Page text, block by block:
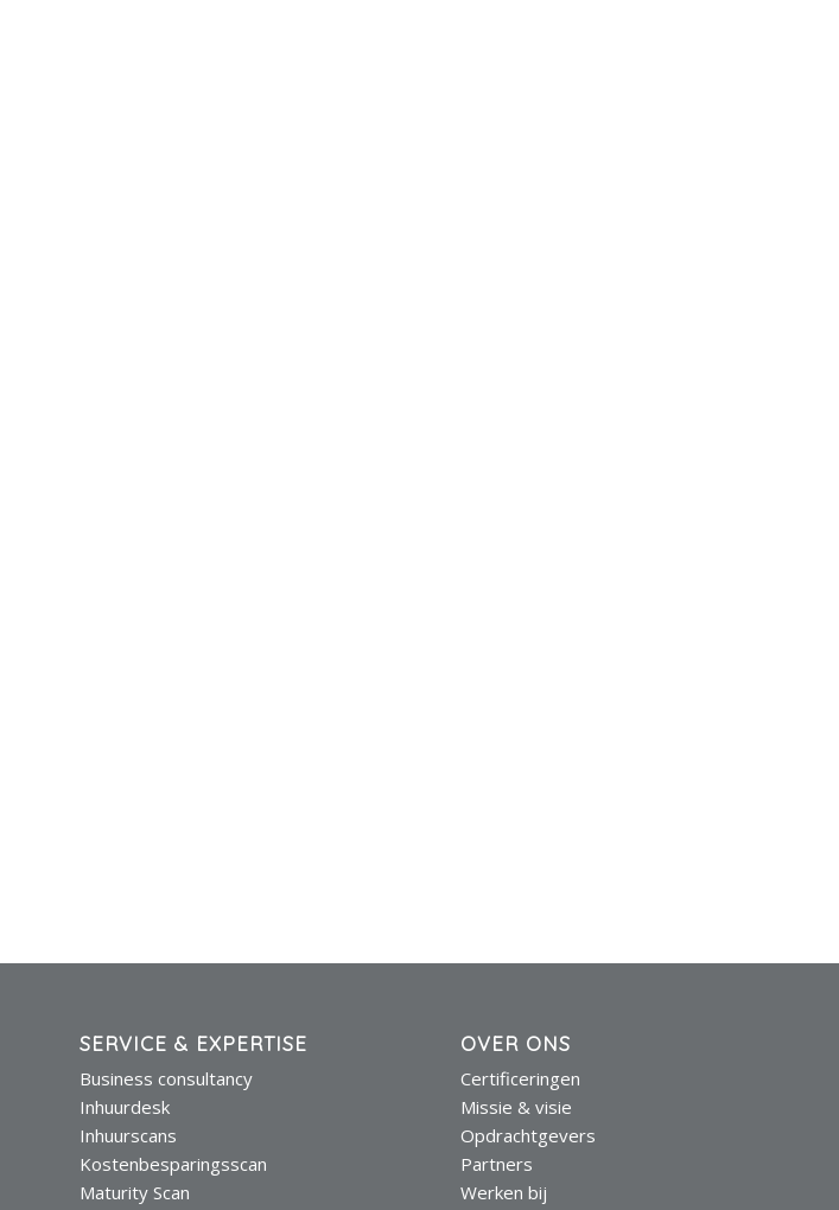
SERVICE & EXPERTISE
Business consultancy
Inhuurdesk
Inhuurscans
Kostenbesparingsscan
Maturity Scan
OVER ONS
Certificeringen
Missie & visie
Opdrachtgevers
Partners
Werken bij